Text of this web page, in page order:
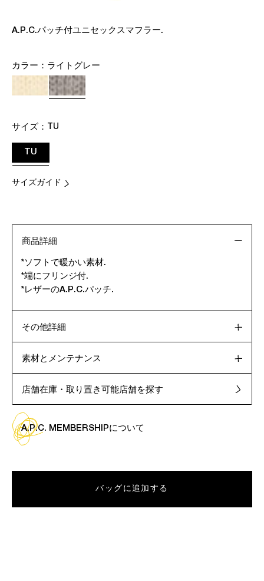
A.P.C.パッチ付ユニセックスマフラー.
カラー： ライトグレー
サイズ： TU
TU
サイズガイド
商品詳細
*ソフトで暖かい素材.
*端にフリンジ付.
*レザーのA.P.C.パッチ.
その他詳細
素材とメンテナンス
店舗在庫・取り置き可能店舗を探す
A.P.C. MEMBERSHIPについて
バッグに追加する